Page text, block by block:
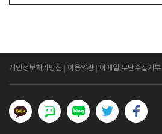
개인정보처리방침 이용약관 이메일 무단수집거부